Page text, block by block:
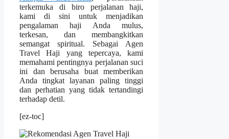
terkemuka di biro perjalanan haji,
kami di sini untuk menjadikan
pengalaman haji Anda mulus,
terkesan, dan membangkitkan
semangat spiritual. Sebagai Agen
Travel Haji yang tepercaya, kami
memahami pentingnya perjalanan suci
ini dan berusaha buat memberikan
Anda tingkat layanan paling tinggi
dan perhatian yang tidak tertandingi
terhadap detil.
[ez-toc]